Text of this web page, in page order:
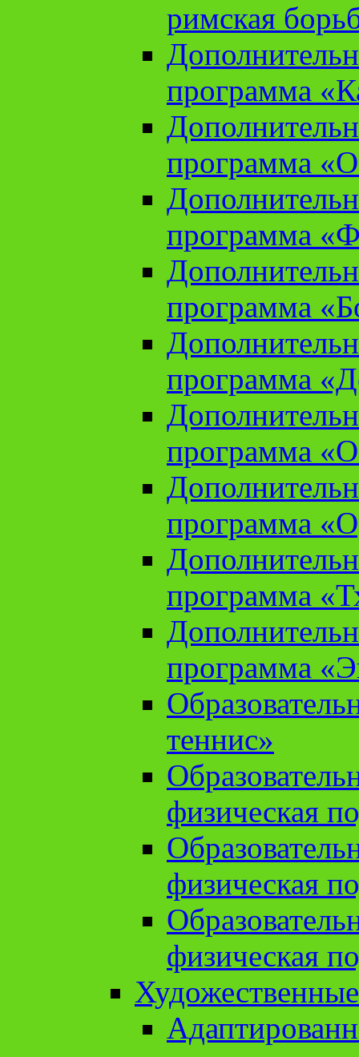
римская
программа
программа
программа
программа
программа
программа
программа
программа
программа
теннис»
физическая
физическая
физическая
Художественные